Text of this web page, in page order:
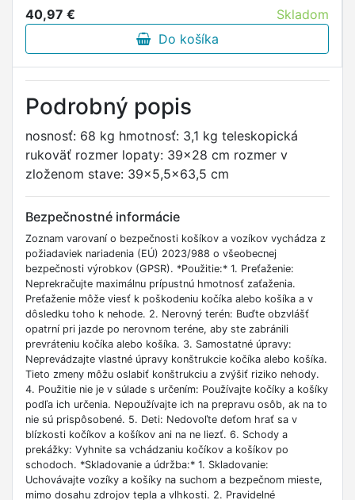
40,97 €
Skladom
Do košíka
Podrobný popis
nosnosť: 68 kg hmotnosť: 3,1 kg teleskopická
rukoväť rozmer lopaty: 39x28 cm rozmer v
zloženom stave: 39x5,5x63,5 cm
Bezpečnostné informácie
Zoznam varovaní o bezpečnosti košíkov a vozíkov vychádza z
požiadaviek nariadenia (EÚ) 2023/988 o všeobecnej
bezpečnosti výrobkov (GPSR). *Použitie:* 1. Preťaženie:
Neprekračujte maximálnu prípustnú hmotnosť zaťaženia.
Preťaženie môže viesť k poškodeniu kočíka alebo košíka a v
dôsledku toho k nehode. 2. Nerovný terén: Buďte obzvlášť
opatrní pri jazde po nerovnom teréne, aby ste zabránili
prevráteniu kočíka alebo košíka. 3. Samostatné úpravy:
Neprevádzajte vlastné úpravy konštrukcie kočíka alebo košíka.
Tieto zmeny môžu oslabiť konštrukciu a zvýšiť riziko nehody.
4. Použitie nie je v súlade s určením: Používajte kočíky a košíky
podľa ich určenia. Nepoužívajte ich na prepravu osôb, ak na to
nie sú prispôsobené. 5. Deti: Nedovoľte deťom hrať sa v
blízkosti kočíkov a košíkov ani na ne liezť. 6. Schody a
prekážky: Vyhnite sa vchádzaniu kočíkov a košíkov po
schodoch. *Skladovanie a údržba:* 1. Skladovanie:
Uchovávajte vozíky a košíky na suchom a bezpečnom mieste,
mimo dosahu zdrojov tepla a vlhkosti. 2. Pravidelné